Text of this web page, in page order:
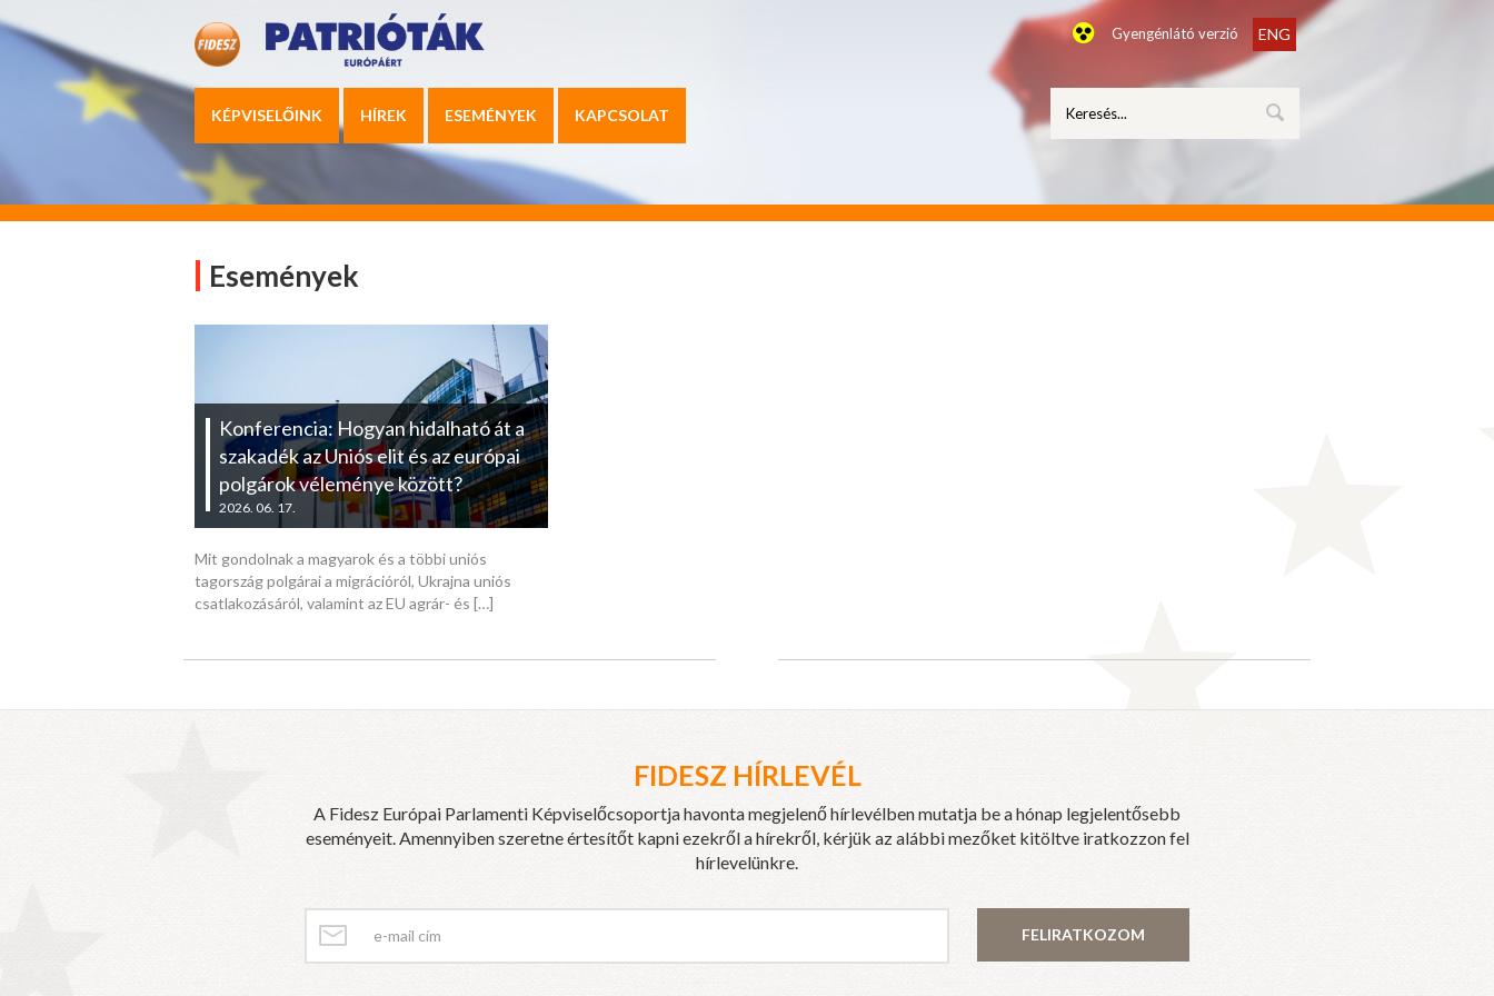
Gyengénlátó verzió ENG
KÉPVISELŐINK HÍREK ESEMÉNYEK KAPCSOLAT
Események
Konferencia: Hogyan hidalható át a
szakadék az Uniós elit és az európai
polgárok véleménye között?
2026. 06. 17.
Mit gondolnak a magyarok és a többi uniós
tagország polgárai a migrációról, Ukrajna uniós
csatlakozásáról, valamint az EU agrár- és […]
FIDESZ HÍRLEVÉL
A Fidesz Európai Parlamenti Képviselőcsoportja havonta megjelenő hírlevélben mutatja be a hónap legjelentősebb
eseményeit. Amennyiben szeretne értesítőt kapni ezekről a hírekről, kérjük az alábbi mezőket kitöltve iratkozzon fel
hírlevelünkre.
FELIRATKOZOM